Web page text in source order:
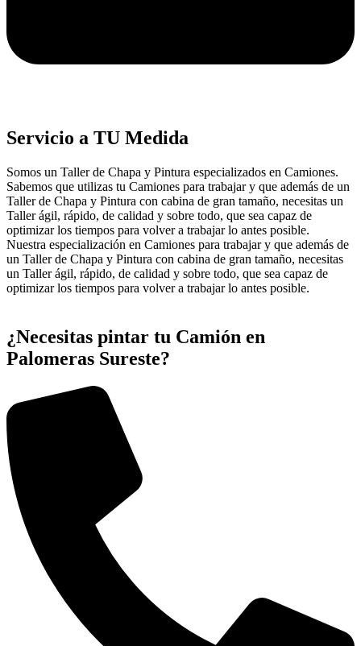
Servicio a TU Medida
Somos un Taller de Chapa y Pintura especializados en Camiones.
Sabemos que utilizas tu Camiones para trabajar y que además de un
Taller de Chapa y Pintura con cabina de gran tamaño, necesitas un
Taller ágil, rápido, de calidad y sobre todo, que sea capaz de
optimizar los tiempos para volver a trabajar lo antes posible.
Nuestra especialización en Camiones para trabajar y que además de
un Taller de Chapa y Pintura con cabina de gran tamaño, necesitas
un Taller ágil, rápido, de calidad y sobre todo, que sea capaz de
optimizar los tiempos para volver a trabajar lo antes posible.
¿Necesitas pintar tu Camión en
Palomeras Sureste?